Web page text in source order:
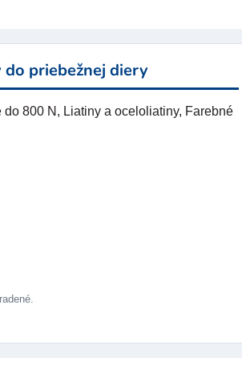
priebežnej diery
800 N, Liatiny a oceloliatiny, Farebné